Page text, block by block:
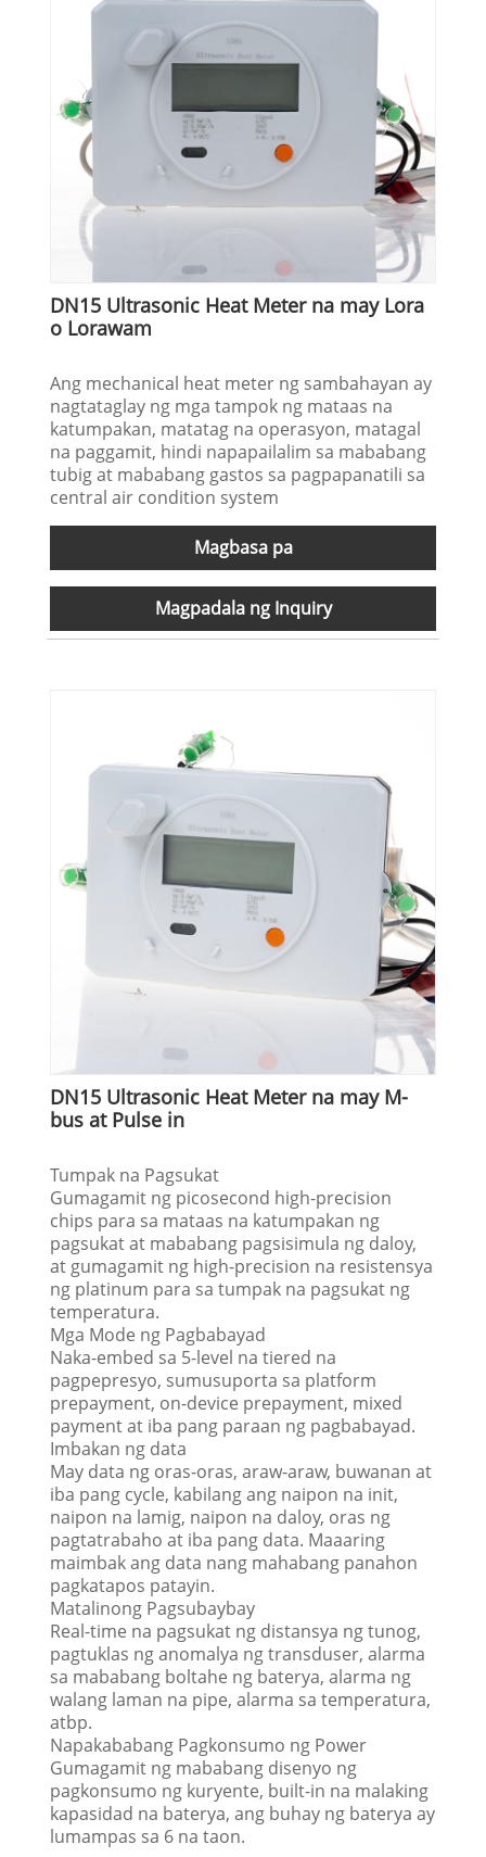
DN15 Ultrasonic Heat Meter na may Lora
o Lorawam
Ang mechanical heat meter ng sambahayan ay
nagtataglay ng mga tampok ng mataas na
katumpakan, matatag na operasyon, matagal
na paggamit, hindi napapailalim sa mababang
tubig at mababang gastos sa pagpapanatili sa
central air condition system
Magbasa pa
Magpadala ng Inquiry
DN15 Ultrasonic Heat Meter na may M-
bus at Pulse in
Tumpak na Pagsukat
Gumagamit ng picosecond high-precision
chips para sa mataas na katumpakan ng
pagsukat at mababang pagsisimula ng daloy,
at gumagamit ng high-precision na resistensya
ng platinum para sa tumpak na pagsukat ng
temperatura.
Mga Mode ng Pagbabayad
Naka-embed sa 5-level na tiered na
pagpepresyo, sumusuporta sa platform
prepayment, on-device prepayment, mixed
payment at iba pang paraan ng pagbabayad.
Imbakan ng data
May data ng oras-oras, araw-araw, buwanan at
iba pang cycle, kabilang ang naipon na init,
naipon na lamig, naipon na daloy, oras ng
pagtatrabaho at iba pang data. Maaaring
maimbak ang data nang mahabang panahon
pagkatapos patayin.
Matalinong Pagsubaybay
Real-time na pagsukat ng distansya ng tunog,
pagtuklas ng anomalya ng transduser, alarma
sa mababang boltahe ng baterya, alarma ng
walang laman na pipe, alarma sa temperatura,
atbp.
Napakababang Pagkonsumo ng Power
Gumagamit ng mababang disenyo ng
pagkonsumo ng kuryente, built-in na malaking
kapasidad na baterya, ang buhay ng baterya ay
lumampas sa 6 na taon.